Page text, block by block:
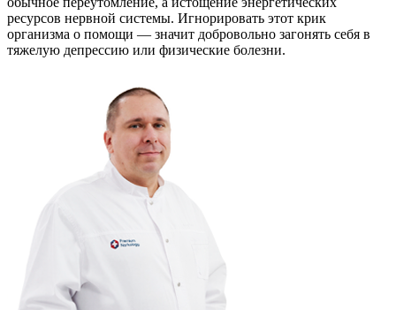
ресурсов нервной системы. Игнорировать этот крик
организма о помощи — значит добровольно загонять себя в
тяжелую депрессию или физические болезни.